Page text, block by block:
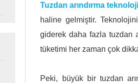
Tuzdan arındırma
haline gelmiştir.
giderek daha fazla tuzdan
tüketimi her zaman çok
Peki, büyük bir tuzdan